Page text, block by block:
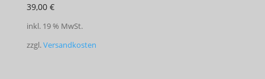
39,00 €
inkl. 19 % MwSt.
zzgl.Versandkosten